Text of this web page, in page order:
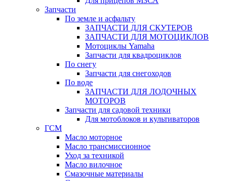
Запчасти
По земле и асфальту
ЗАПЧАСТИ ДЛЯ СКУТЕРОВ
ЗАПЧАСТИ ДЛЯ МОТОЦИКЛОВ
Мотоциклы Yamaha
Запчасти для квадроциклов
По снегу
Запчасти для снегоходов
По воде
ЗАПЧАСТИ ДЛЯ ЛОДОЧНЫХ
МОТОРОВ
Запчасти для садовой техники
Для мотоблоков и культиваторов
ГСМ
Масло моторное
Масло трансмиссионное
Уход за техникой
Масло вилочное
Смазочные материалы